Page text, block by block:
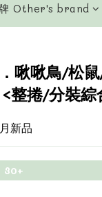
牌 Other's brand
啾啾鳥/松
整捲/分裝綜
新品
30+